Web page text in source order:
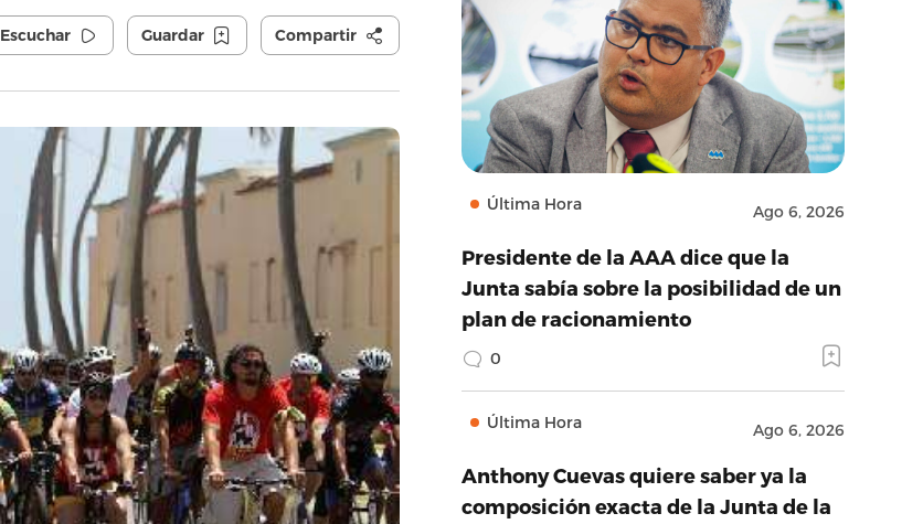
Escuchar Guardar Compartir
Última Hora Ago 6, 2026
Presidente de la AAA dice que la
Junta sabía sobre la posibilidad de un
plan de racionamiento
0
Última Hora Ago 6, 2026
Anthony Cuevas quiere saber ya la
composición exacta de la Junta de la